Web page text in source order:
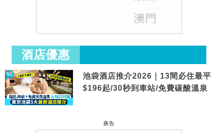
酒店優惠
池袋酒店推介2026｜13間必住最平
$196起/30秒到車站/免費碳酸溫泉
廣告